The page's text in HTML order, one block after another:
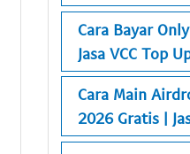
Cara Bayar
Jasa VCC Top
Cara Main
2026 Gratis |